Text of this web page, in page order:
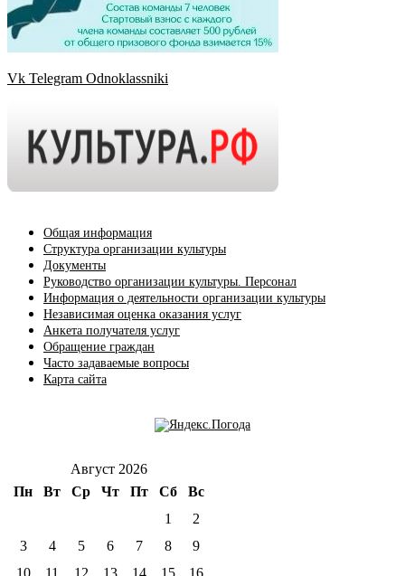
Vk Telegram Odnoklassniki
Общая информация
Структура организации культуры
Документы
Руководство организации культуры. Персонал
Информация о деятельности организации культуры
Независимая оценка оказания услуг
Анкета получателя услуг
Обращение граждан
Часто задаваемые вопросы
Карта сайта
Август 2026
Пн
Вт Ср Чт Пт Сб
Вс
1
2
3
4 5 6 7 8
9